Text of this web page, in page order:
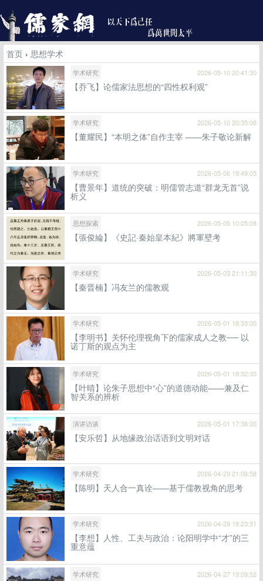
首页 › 思想学术
学术研究 2026-05-10 20:41:30
【乔飞】论儒家法思想的“四性权利观”
学术研究 2026-05-10 20:35:06
【董耀民】“本明之体”自作主宰 ——朱子敬论新解
学术研究 2026-05-06 19:49:05
【曹景年】道统的突破：明儒管志道“群龙无首”说
析义
思想探索 2026-05-05 10:05:08
【張俊綸】《史記·秦始皇本紀》將軍壁考
学术研究 2026-05-03 21:11:30
【秦晋楠】冯友兰的儒教观
学术研究 2026-05-01 18:33:00
【李明书】关怀伦理视角下的儒家成人之教── 以
诺丁斯的观点为主
学术研究 2026-05-01 18:32:35
【叶晴】论朱子思想中“心”的道德动能——兼及仁
智关系的辨析
演讲访谈 2026-05-01 17:38:00
【安乐哲】从地缘政治话语到文明对话
学术研究 2026-04-29 21:06:58
【陈明】天人合一真诠——基于儒教视角的思考
学术研究 2026-04-29 18:23:31
【李想】人性、工夫与政治：论阳明学中“才”的三
重意蕴
学术研究 2026-04-27 19:09:52